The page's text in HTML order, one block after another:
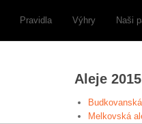
Pravidla Výhry Naši
Aleje 2015
Melkovská